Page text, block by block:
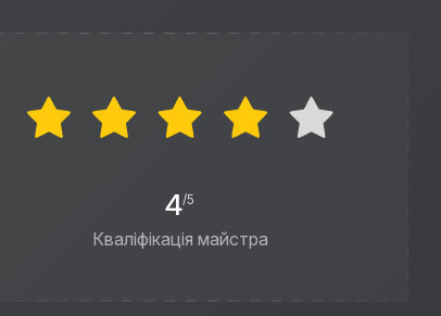
4/5
Кваліфікація майстра